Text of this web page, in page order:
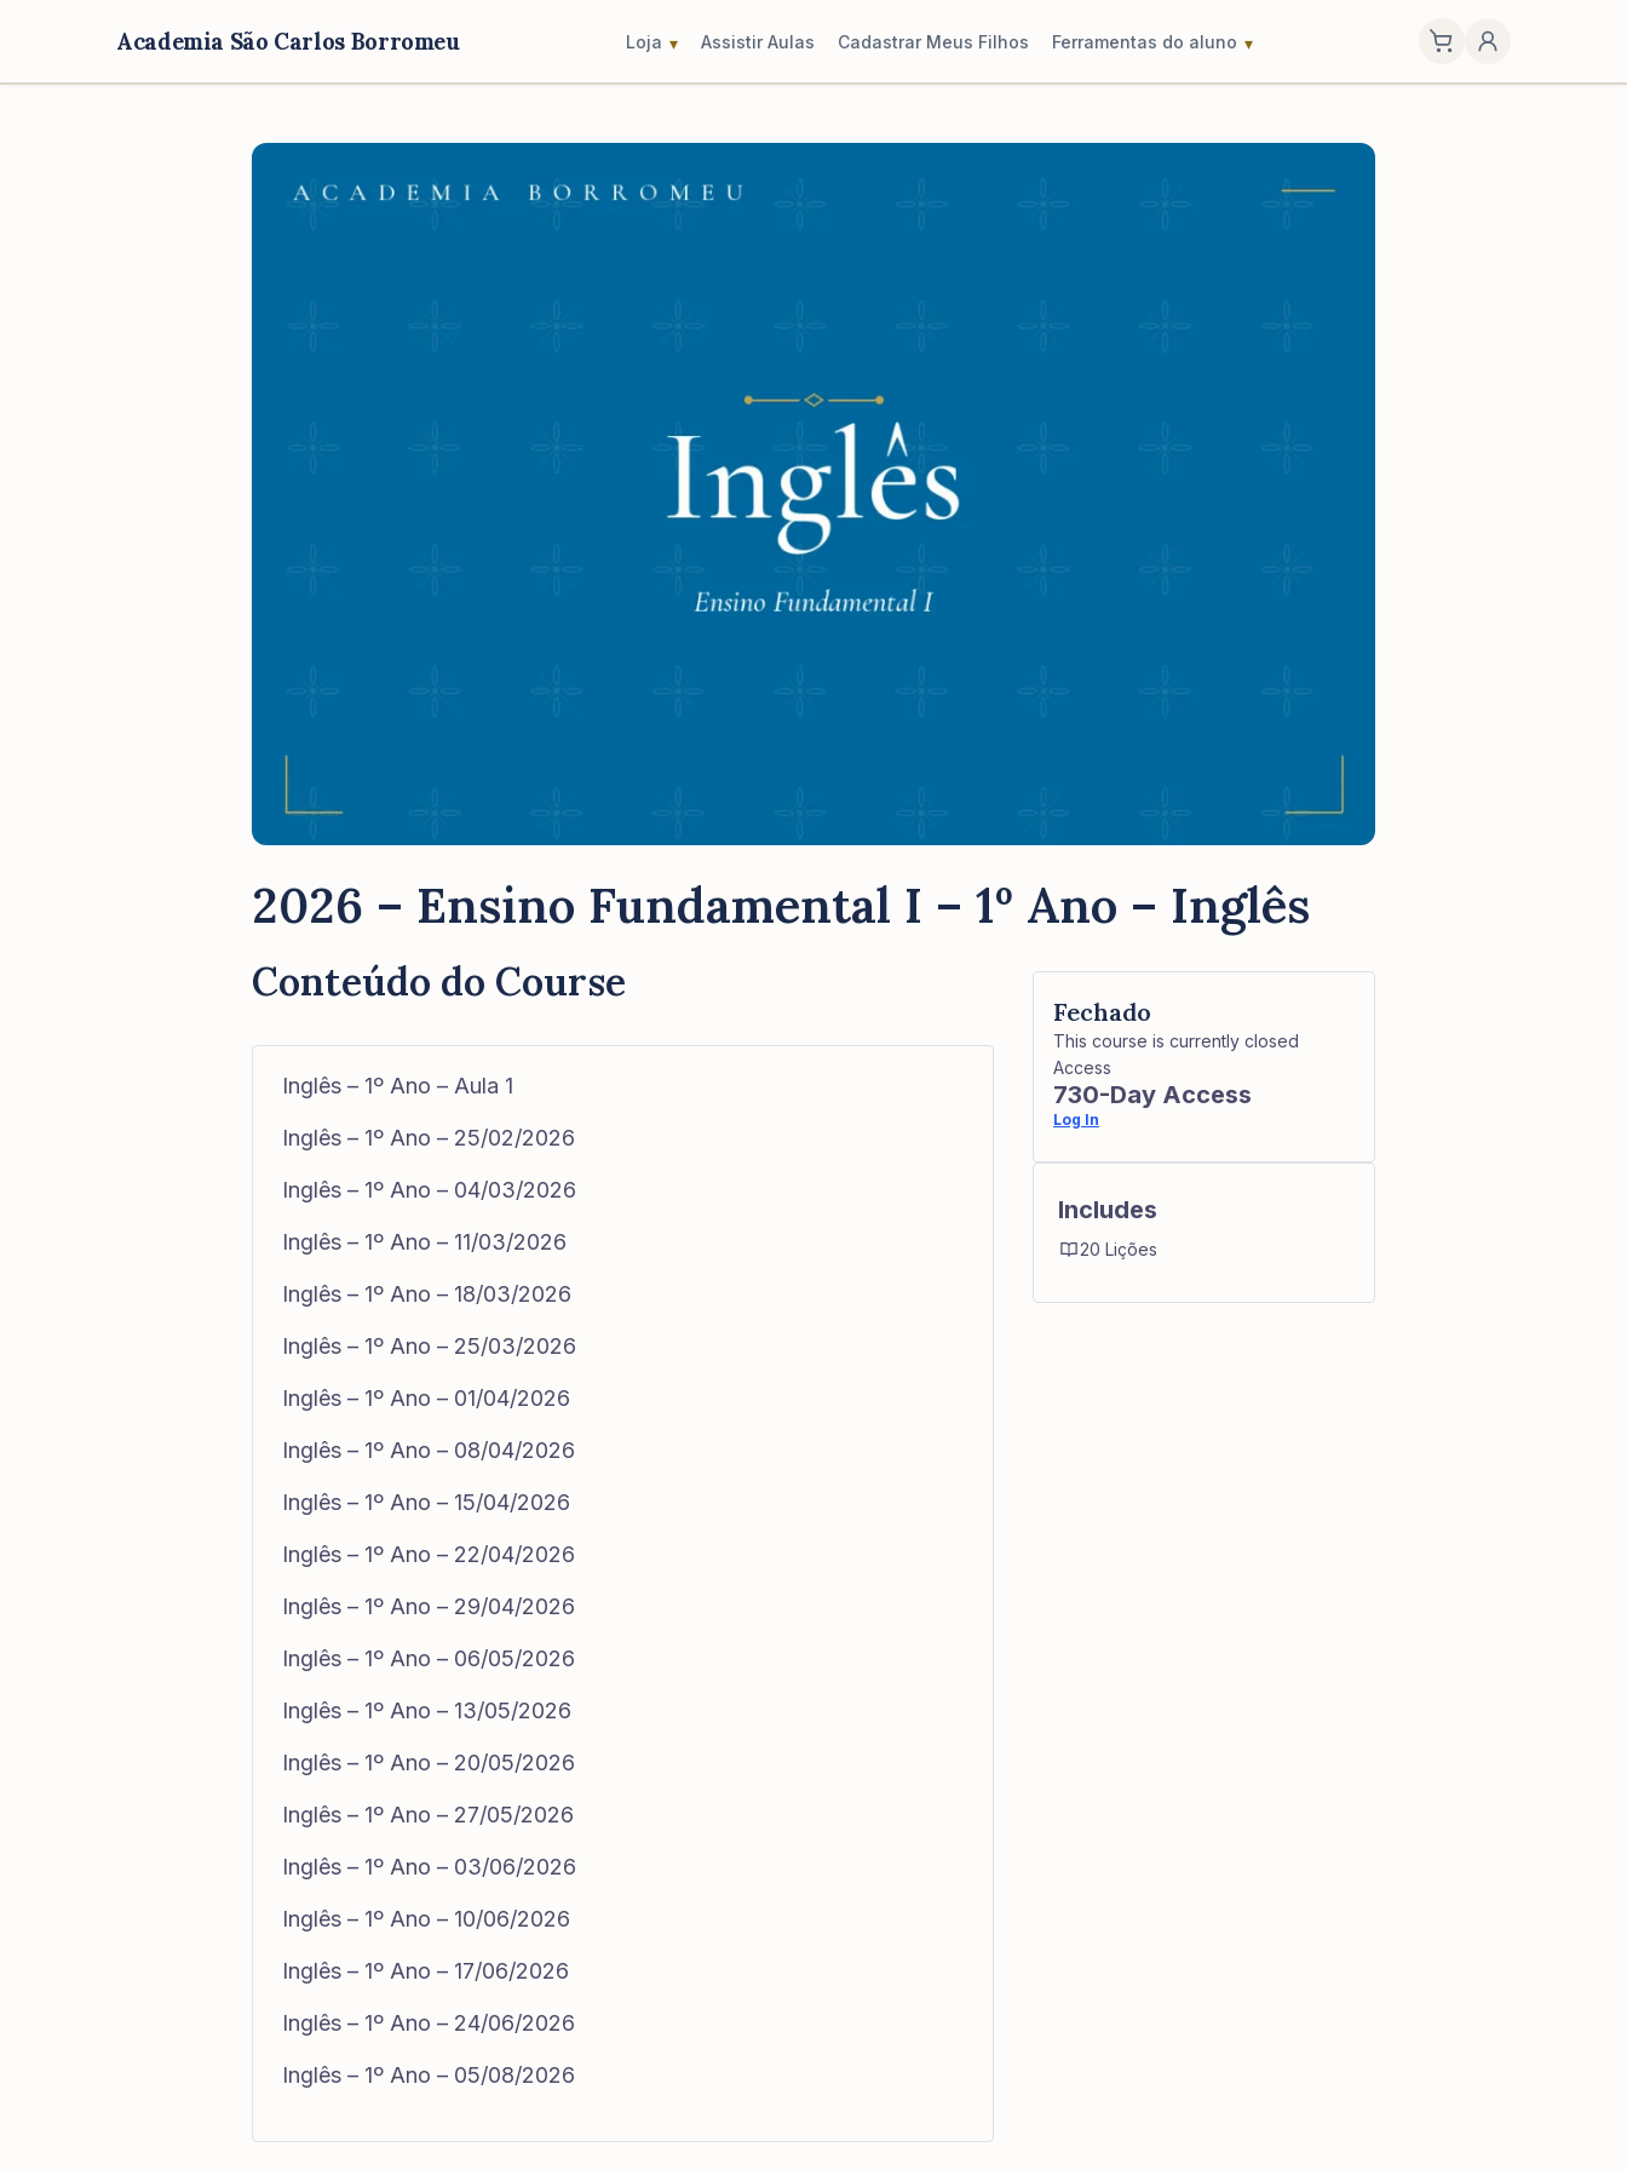
Academia São Carlos Borromeu Loja Assistir Aulas Cadastrar Meus Filhos Ferramentas do aluno
2026 – Ensino Fundamental I – 1º Ano – Inglês
Conteúdo do Course
Inglês – 1º Ano – Aula 1
Inglês – 1º Ano – 25/02/2026
Inglês – 1º Ano – 04/03/2026
Inglês – 1º Ano – 11/03/2026
Inglês – 1º Ano – 18/03/2026
Inglês – 1º Ano – 25/03/2026
Inglês – 1º Ano – 01/04/2026
Inglês – 1º Ano – 08/04/2026
Inglês – 1º Ano – 15/04/2026
Inglês – 1º Ano – 22/04/2026
Inglês – 1º Ano – 29/04/2026
Inglês – 1º Ano – 06/05/2026
Inglês – 1º Ano – 13/05/2026
Inglês – 1º Ano – 20/05/2026
Inglês – 1º Ano – 27/05/2026
Inglês – 1º Ano – 03/06/2026
Inglês – 1º Ano – 10/06/2026
Inglês – 1º Ano – 17/06/2026
Inglês – 1º Ano – 24/06/2026
Inglês – 1º Ano – 05/08/2026
Fechado
This course is currently closed
Access
730-Day Access
Log In
Includes
20 Lições